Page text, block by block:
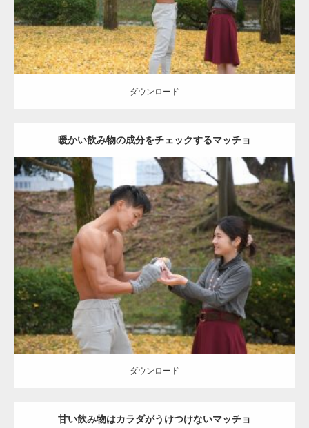
ダウンロード
暖かい飲み物の成分をチェックするマッチョ
Update:2021.07.8
Category:公園のマッチョ その他 AKIHITO(細マッチョ) 上腕三頭筋
肩
ダウンロード
ダウンロード
甘い飲み物はカラダがうけつけないマッチョ